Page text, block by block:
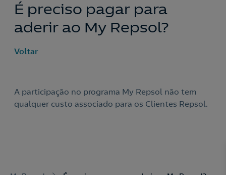
Nós ligamos!
É preciso pagar para
aderir ao My Repsol?
Voltar
A participação no programa My Repsol não tem
qualquer custo associado para os Clientes Repsol.